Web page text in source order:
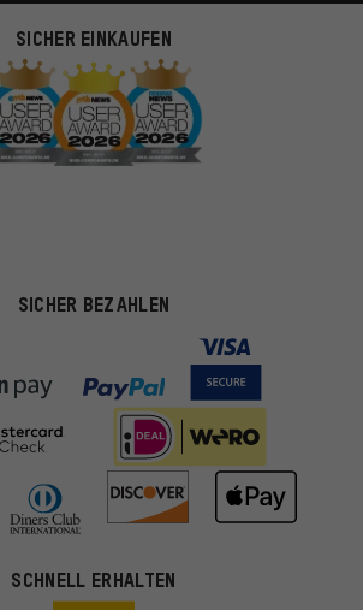
SICHER EINKAUFEN
SICHER BEZAHLEN
SCHNELL ERHALTEN